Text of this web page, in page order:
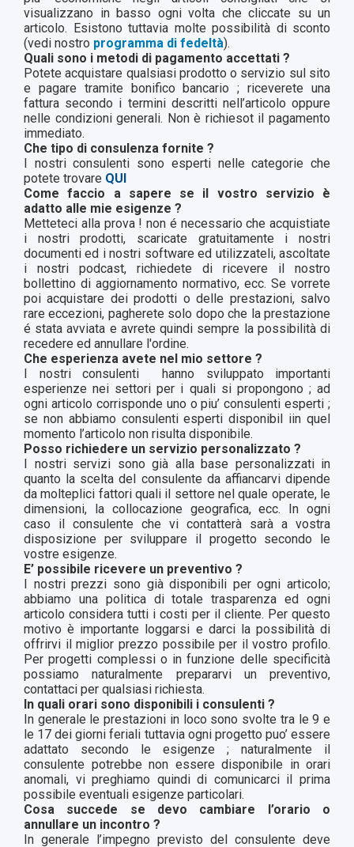
visualizzano in basso ogni volta che cliccate su un
articolo. Esistono tuttavia molte possibilità di sconto
(vedi nostro programma di fedeltà).
Quali sono i metodi di pagamento accettati ?
Potete acquistare qualsiasi prodotto o servizio sul sito
e pagare tramite bonifico bancario ; riceverete una
fattura secondo i termini descritti nell’articolo oppure
nelle condizioni generali. Non è richiesot il pagamento
immediato.
Che tipo di consulenza fornite ?
I nostri consulenti sono esperti nelle categorie che
potete trovare QUI
Come faccio a sapere se il vostro servizio è
adatto alle mie esigenze ?
Metteteci alla prova ! non é necessario che acquistiate
i nostri prodotti, scaricate gratuitamente i nostri
documenti ed i nostri software ed utilizzateli, ascoltate
i nostri podcast, richiedete di ricevere il nostro
bollettino di aggiornamento normativo, ecc. Se vorrete
poi acquistare dei prodotti o delle prestazioni, salvo
rare eccezioni, pagherete solo dopo che la prestazione
é stata avviata e avrete quindi sempre la possibilità di
recedere ed annullare l'ordine.
Che esperienza avete nel mio settore ?
I nostri consulenti
hanno sviluppato importanti
esperienze nei settori per i quali si propongono ; ad
ogni articolo corrisponde uno o piu’ consulenti esperti ;
se non abbiamo consulenti esperti disponibil iin quel
momento l’articolo non risulta disponibile.
Posso richiedere un servizio personalizzato ?
I nostri servizi sono già alla base personalizzati in
quanto la scelta del consulente da affiancarvi dipende
da molteplici fattori quali il settore nel quale operate, le
dimensioni, la collocazione geografica, ecc. In ogni
caso il consulente che vi contatterà sarà a vostra
disposizione per sviluppare il progetto secondo le
vostre esigenze.
E’ possibile ricevere un preventivo ?
I nostri prezzi sono già disponibili per ogni articolo;
abbiamo una politica di totale trasparenza ed ogni
articolo considera tutti i costi per il cliente. Per questo
motivo è importante loggarsi e darci la possibilità di
offrirvi il miglior prezzo possibile per il vostro profilo.
Per progetti complessi o in funzione delle specificità
possiamo naturalmente prepararvi un preventivo,
contattaci per qualsiasi richiesta.
In quali orari sono disponibili i consulenti ?
In generale le prestazioni in loco sono svolte tra le 9 e
le 17 dei giorni feriali tuttavia ogni progetto puo’ essere
adattato secondo le esigenze ; naturalmente il
consulente potrebbe non essere disponibile in orari
anomali, vi preghiamo quindi di comunicarci il prima
possibile eventuali esigenze particolari.
Cosa succede se devo cambiare l’orario o
annullare un incontro ?
In generale l’impegno previsto del consulente deve